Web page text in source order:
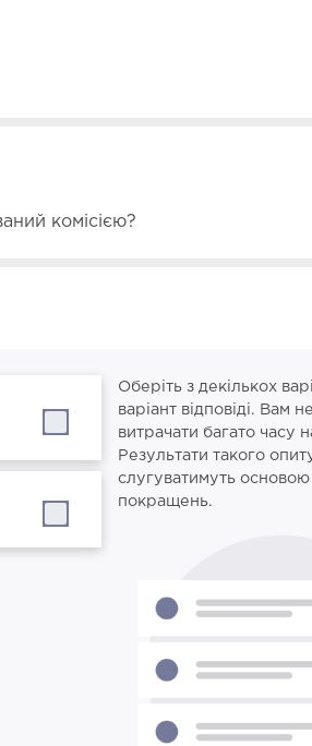
комісією?
Оберіть з декількох
варіант відповіді. Вам
витрачати багато часу
Результати такого
слугуватимуть основою
покращень.